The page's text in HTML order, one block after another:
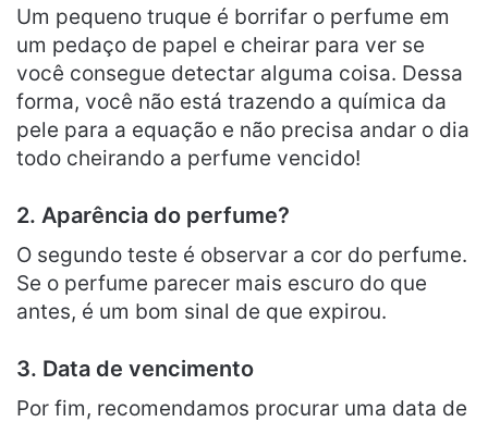
Um pequeno truque é borrifar o perfume em
um pedaço de papel e cheirar para ver se
você consegue detectar alguma coisa. Dessa
forma, você não está trazendo a química da
pele para a equação e não precisa andar o dia
todo cheirando a perfume vencido!
2. Aparência do perfume?
O segundo teste é observar a cor do perfume.
Se o perfume parecer mais escuro do que
antes, é um bom sinal de que expirou.
3. Data de vencimento
Por fim, recomendamos procurar uma data de